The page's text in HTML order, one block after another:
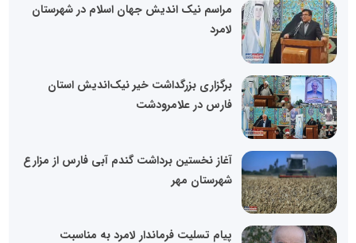
مراسم نیک اندیش جهان اسلام در شهرستان
لامرد
برگزاری بزرگداشت خیر نیک‌اندیش استان
فارس در علامرودشت
آغاز نخستین برداشت گندم آبی فارس از مزارع
شهرستان مهر
پیام تسلیت فرماندار لامرد به مناسبت